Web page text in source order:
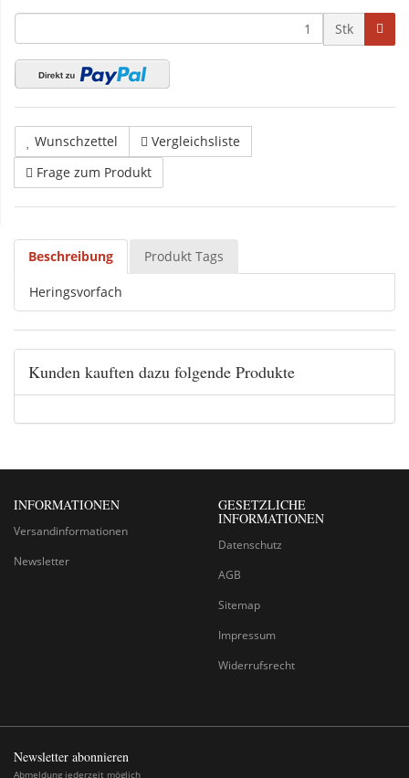
Stk
Wunschzettel
Vergleichsliste
Frage zum Produkt
Beschreibung Produkt Tags
Heringsvorfach
Kunden kauften dazu folgende Produkte
INFORMATIONEN
Versandinformationen
Newsletter
GESETZLICHE
INFORMATIONEN
Datenschutz
AGB
Sitemap
Impressum
Widerrufsrecht
Newsletter abonnieren
Abmeldung jederzeit möglich